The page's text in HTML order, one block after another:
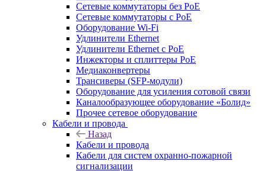
Сетевые коммутаторы без PoE
Сетевые коммутаторы с PoE
Оборудование Wi-Fi
Удлинители Ethernet
Удлинители Ethernet с PoE
Инжекторы и сплиттеры PoE
Медиаконвертеры
Трансиверы (SFP-модули)
Оборудование для усиления сотовой связи
Каналообразующее оборудование «Болид»
Прочее сетевое оборудование
Кабели и провода
Назад
Кабели и провода
Кабели для систем охранно-пожарной
сигнализации